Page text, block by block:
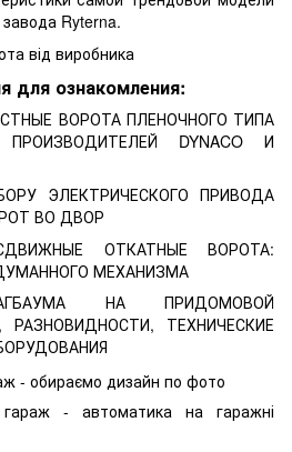
Ryterna.
для ознакомления:
ВОРОТА ПЛЕНОЧНОГО ТИПА
DYNACO И
ЭЛЕКТРИЧЕСКОГО ПРИВОДА
ВО ДВОР
ОТКАТНЫЕ ВОРОТА:
МЕХАНИЗМА
НА ПРИДОМОВОЙ
РАЗНОВИДНОСТИ, ТЕХНИЧЕСКИЕ